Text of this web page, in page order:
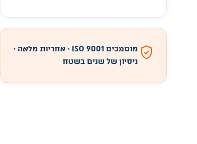
מוסמכים ISO 9001 · אחריות מלאה ·
ניסיון של שנים בשטח